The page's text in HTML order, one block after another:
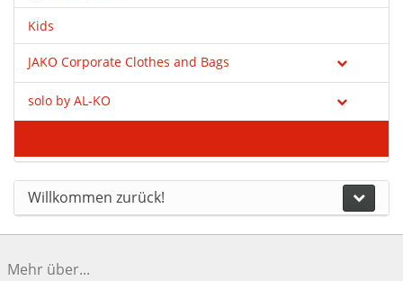
Kids
JAKO Corporate Clothes and Bags
solo by AL-KO
Willkommen zurück!
Mehr über...